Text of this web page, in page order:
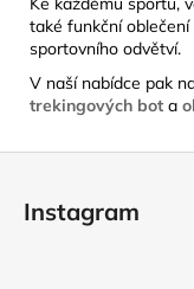
také funkční
sportovního odvětví.
V naší nabídce pak
trekingových bot a
Instagram